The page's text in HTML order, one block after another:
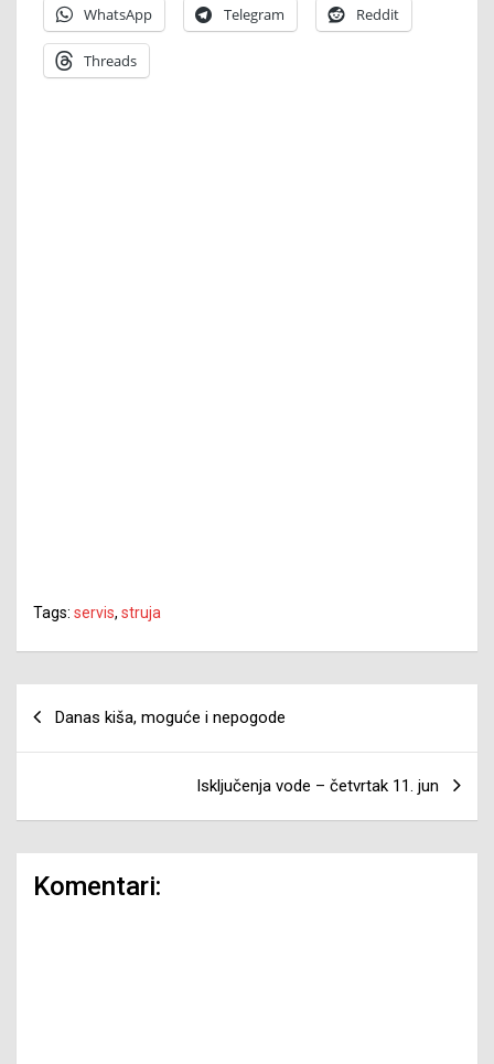
WhatsApp Telegram Reddit
Threads
Tags: servis, struja
Danas kiša, moguće i nepogode
Isključenja vode – četvrtak 11. jun
Komentari: